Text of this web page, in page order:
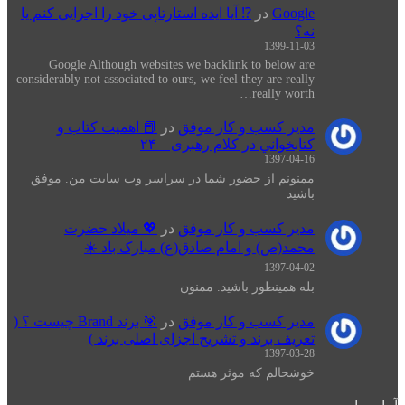
در⁉️ آیا ایده استارتاپی خود را اجرایی کنم یا
Google Although websites we backlink to below are
considerably not associated to ours, we feel they are really
really worth…
مدیر کسب و کار موفقدر 📕 اهميت كتاب و
كتابخواني در كلام رهبری – ۲۴
ممنونم از حضور شما در سراسر وب سایت من. موفق
مدیر کسب و کار موفقدر 💖 میلاد حضرت
محمد(ص) و امام صادق(ع) مبارک باد ☀️
بله همینطور باشید. ممنون
مدیر کسب و کار موفقدر
🎯 برند Brand چیست ؟ (
تعریف برند و تشریح اجزای اصلی برند )
1397-03-28
خوشحالم که موثر هستم